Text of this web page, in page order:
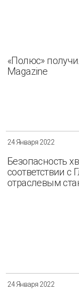
«Полюс»
Magazine
24 Января 2022
Безопасность
соответствии с
отраслевым
24 Января 2022